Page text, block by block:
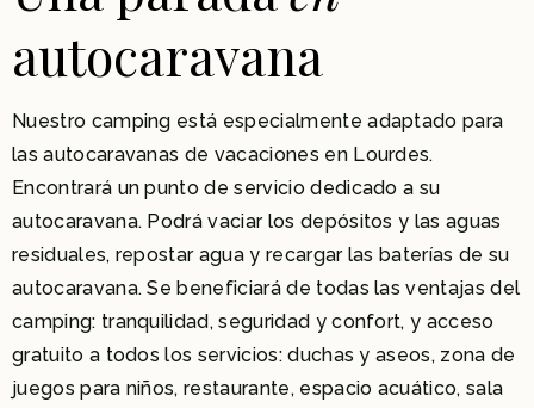
autocaravana
Nuestro camping está especialmente adaptado para
las autocaravanas de vacaciones en Lourdes.
Encontrará un punto de servicio dedicado a su
autocaravana. Podrá vaciar los depósitos y las aguas
residuales, repostar agua y recargar las baterías de su
autocaravana. Se beneficiará de todas las ventajas del
camping: tranquilidad, seguridad y confort, y acceso
gratuito a todos los servicios: duchas y aseos, zona de
juegos para niños, restaurante, espacio acuático, sala